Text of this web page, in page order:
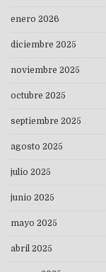
enero 2026
diciembre 2025
noviembre 2025
octubre 2025
septiembre 2025
agosto 2025
julio 2025
junio 2025
mayo 2025
abril 2025